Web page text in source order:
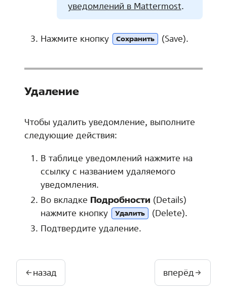
уведомлений в Mattermost.
Нажмите кнопку Сохранить (Save).
Удаление
Чтобы удалить уведомление, выполните
следующие действия:
В таблице уведомлений нажмите на
ссылку с названием удаляемого
уведомления.
Во вкладке Подробности (Details)
нажмите кнопку
Удалить
(Delete).
Подтвердите удаление.
назад вперёд